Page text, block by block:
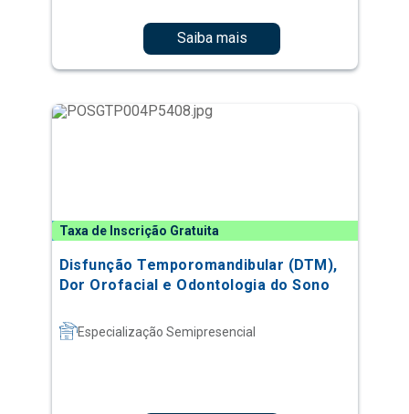
Saiba mais
Taxa de Inscrição Gratuita
Disfunção Temporomandibular (DTM),
Dor Orofacial e Odontologia do Sono
Especialização Semipresencial